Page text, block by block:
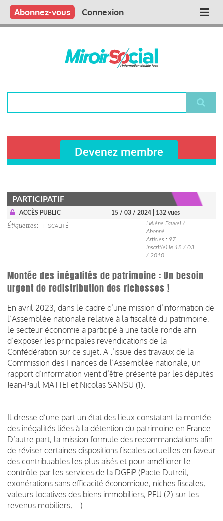
Aller
contenu
Main
Qui sommes nous ?
Vous publiez
Nous publions
Contactez-nous
Abonnez-vous Connexion
Devenez membre
PARTICIPATIF
ACCÈS PUBLIC 15 / 03 / 2024 | 132 vues
Étiquettes FISCALITÉ
Hélène Fauvel /
Abonné
Articles : 97
Inscrit(e) le 18 / 03
/ 2010
Montée des inégalités de patrimoine : Un besoin
urgent de redistribution des richesses !
En avril 2023, dans le cadre d’une mission d’information de
l’Assemblée nationale relative à la fiscalité du patrimoine,
le secteur économie a participé à une table ronde afin
d’exposer les principales revendications de la
Confédération sur ce sujet. A l’issue des travaux de la
Commission des Finances de l’Assemblée nationale, un
rapport d’information vient d’être présenté par les députés
Jean-Paul MATTEI et Nicolas SANSU (1).
Il dresse d’une part un état des lieux constatant la montée
des inégalités liées à la détention du patrimoine en France.
D’autre part, la mission formule des recommandations afin
de réviser certaines dispositions fiscales actuelles en faveur
des contribuables les plus aisés et pour améliorer le
contrôle par les services de la DGFiP (Pacte Dutreil,
exonérations sans efficacité économique, niches fiscales,
valeurs locatives des biens immobiliers, PFU (2) sur les
revenus mobiliers, …).